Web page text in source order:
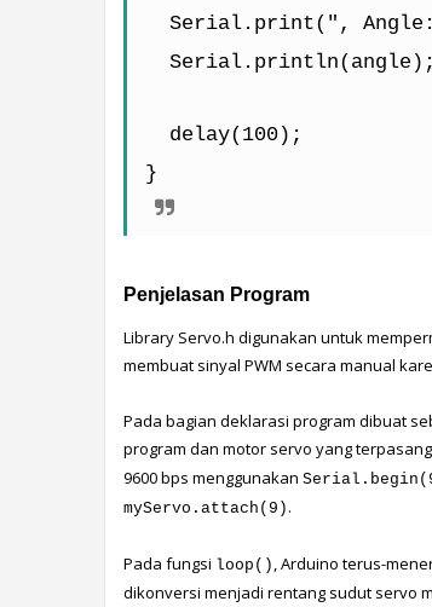
Serial.print(",
Serial.println(angle);
delay(100);
}
Penjelasan Program
Library Servo.h digunakan untuk
membuat sinyal PWM secara manual
Pada bagian deklarasi program dibuat
program dan motor servo yang
9600 bps menggunakan
myServo.attach(9) .
Pada fungsi loop() , Arduino terus-
dikonversi menjadi rentang sudut servo